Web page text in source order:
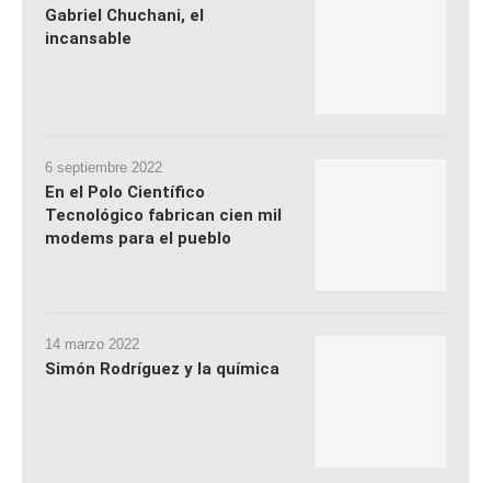
Gabriel Chuchani, el
incansable
6 septiembre 2022
En el Polo Científico
Tecnológico fabrican cien mil
modems para el pueblo
14 marzo 2022
Simón Rodríguez y la química